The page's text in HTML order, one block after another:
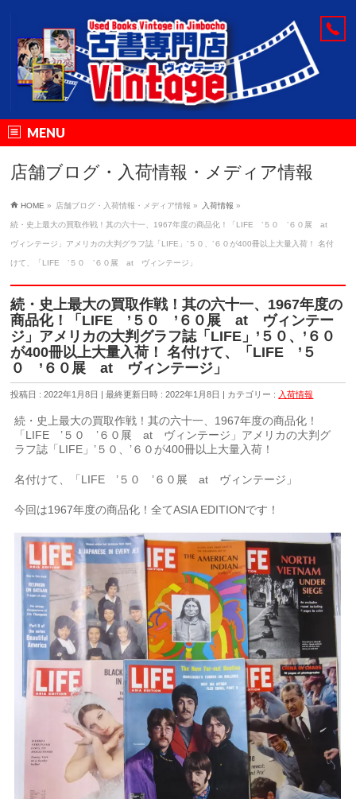
MENU
店舗ブログ・入荷情報・メディア情報
HOME » 店舗ブログ・入荷情報・メディア情報 » 入荷情報 »
続・史上最大の買取作戦！其の六十一、1967年度の商品化！「LIFE ’５０ ’６０展 at
ヴィンテージ」アメリカの大判グラフ誌「LIFE」’５０、’６０が400冊以上大量入荷！ 名付
けて、「LIFE ’５０ ’６０展 at ヴィンテージ」
続・史上最大の買取作戦！其の六十一、1967年度の
商品化！「LIFE ’５０ ’６０展 at ヴィンテー
ジ」アメリカの大判グラフ誌「LIFE」’５０、’６０
が400冊以上大量入荷！ 名付けて、「LIFE ’５
０ ’６０展 at ヴィンテージ」
投稿日 : 2022年1月8日 最終更新日時 : 2022年1月8日 カテゴリー : 入荷情報
続・史上最大の買取作戦！其の六十一、1967年度の商品化！
「LIFE ’５０ ’６０展 at ヴィンテージ」アメリカの大判グ
ラフ誌「LIFE」’５０、’６０が400冊以上大量入荷！
名付けて、「LIFE ’５０ ’６０展 at ヴィンテージ」
今回は1967年度の商品化！全てASIA EDITIONです！